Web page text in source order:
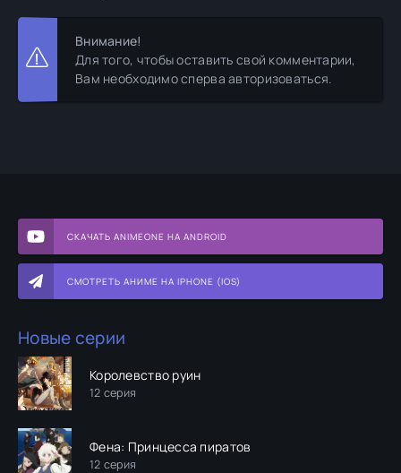
СКАЧАТЬ ANIMEONE НА ANDROID
СМОТРЕТЬ АНИМЕ НА IPHONE (IOS)
Новые серии
Королевство руин
12 серия
Фена: Принцесса пиратов
12 серия
Внимание!
Для того, чтобы оставить свой комментарии,
Вам необходимо сперва авторизоваться.